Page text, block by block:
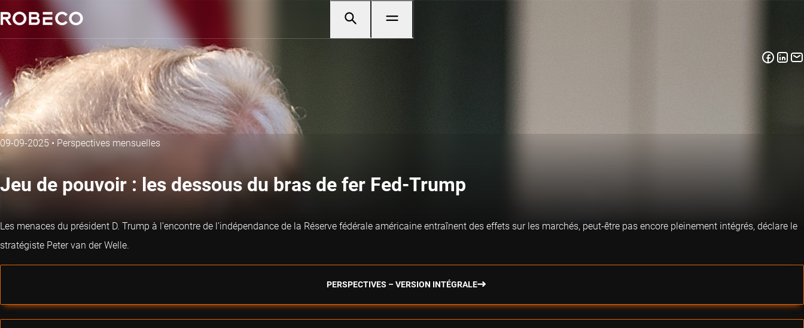
09-09-2025 • Perspectives mensuelles
Jeu de pouvoir : les dessous du bras de fer Fed-Trump
Les menaces du président D. Trump à l’encontre de l’indépendance de la Réserve fédérale américaine entraînent des effets sur les marchés, peut-être pas encore pleinement intégrés, déclare le
stratégiste Peter van der Welle.
PERSPECTIVES – VERSION INTÉGRALE